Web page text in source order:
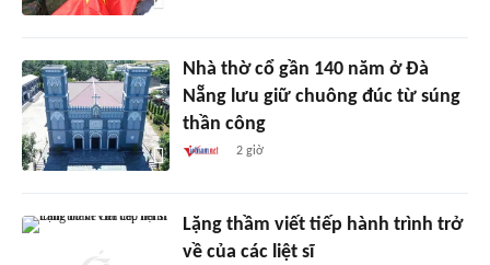
Nhà thờ cổ gần 140 năm ở Đà
Nẵng lưu giữ chuông đúc từ súng
thần công
2 giờ
Lặng thầm viết tiếp hành trình trở
về của các liệt sĩ